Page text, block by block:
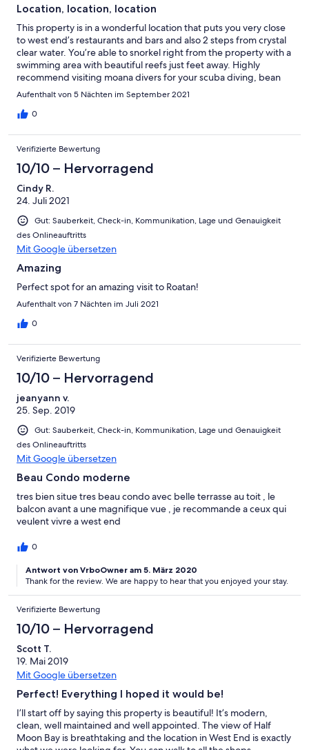
Location, location, location
This property is in a wonderful location that puts you very close
to west end’s restaurants and bars and also 2 steps from crystal
clear water. You’re able to snorkel right from the property with a
swimming area with beautiful reefs just feet away. Highly
recommend visiting moana divers for your scuba diving, bean
crazy for breakfast or lunch and sundowners for drinks.
Aufenthalt von 5 Nächten im September 2021
0
Verifizierte Bewertung
10/10 – Hervorragend
Cindy R.
24. Juli 2021
Gut: Sauberkeit, Check-in, Kommunikation, Lage und Genauigkeit
des Onlineauftritts
Mit Google übersetzen
Amazing
Perfect spot for an amazing visit to Roatan!
Aufenthalt von 7 Nächten im Juli 2021
0
Verifizierte Bewertung
10/10 – Hervorragend
jeanyann v.
25. Sep. 2019
Gut: Sauberkeit, Check-in, Kommunikation, Lage und Genauigkeit
des Onlineauftritts
Mit Google übersetzen
Beau Condo moderne
tres bien situe tres beau condo avec belle terrasse au toit , le
balcon avant a une magnifique vue , je recommande a ceux qui
veulent vivre a west end
0
Antwort von VrboOwner am 5. März 2020
Thank for the review. We are happy to hear that you enjoyed your stay.
Verifizierte Bewertung
10/10 – Hervorragend
Scott T.
19. Mai 2019
Mit Google übersetzen
Perfect! Everything I hoped it would be!
I’ll start off by saying this property is beautiful! It’s modern,
clean, well maintained and well appointed. The view of Half
Moon Bay is breathtaking and the location in West End is exactly